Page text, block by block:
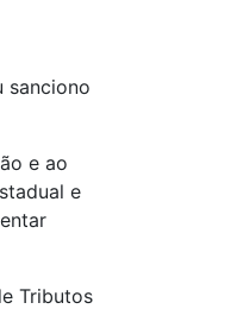
sanciono
e ao
e
Tributos